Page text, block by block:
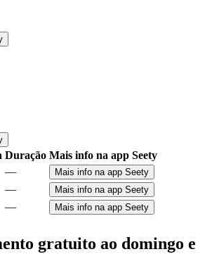
Duração Mais info na app Seety
— Mais info na app Seety
— Mais info na app Seety
— Mais info na app Seety
gratuito ao domingo e